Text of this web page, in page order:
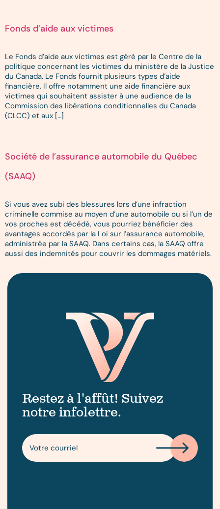
Fonds d’aide aux victimes
Le Fonds d’aide aux victimes est géré par le Centre de la
politique concernant les victimes du ministère de la Justice
du Canada. Le Fonds fournit plusieurs types d’aide
financière. Il offre notamment une aide financière aux
victimes qui souhaitent assister à une audience de la
Commission des libérations conditionnelles du Canada
(CLCC) et aux […]
Société de l’assurance automobile du Québec
(SAAQ)
Si vous avez subi des blessures lors d’une infraction
criminelle commise au moyen d’une automobile ou si l’un de
vos proches est décédé, vous pourriez bénéficier des
avantages accordés par la Loi sur l’assurance automobile,
administrée par la SAAQ. Dans certains cas, la SAAQ offre
aussi des indemnités pour couvrir les dommages matériels.
Restez à l'affût! Suivez
notre infolettre.